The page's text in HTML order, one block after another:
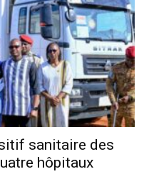
sanitaire des
hôpitaux